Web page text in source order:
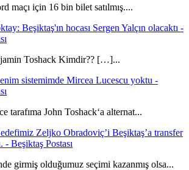
maçı için 16 bin bilet satılmış....
Beşiktaş'ın hocası Sergen Yalçın olacaktı -
Toshack Kimdir?? […]...
sistemimde Mircea Lucescu yoktu -
tarafıma John Toshack‘a alternat...
Zeljko Obradoviç’i Beşiktaş’a transfer
- Beşiktaş Postası
girmiş olduğumuz seçimi kazanmış olsa...